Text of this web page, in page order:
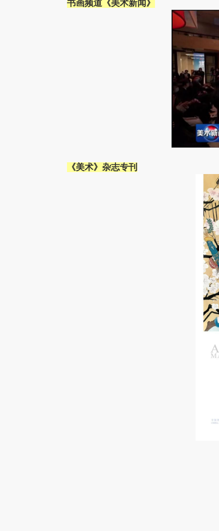
书画频道《美术新闻》
《美术》杂志专刊